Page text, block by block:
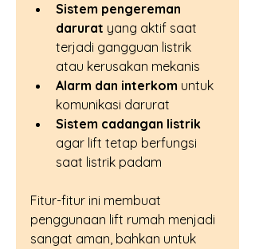
Sistem pengereman
darurat yang aktif saat
terjadi gangguan listrik
atau kerusakan mekanis
Alarm dan interkom untuk
komunikasi darurat
Sistem cadangan listrik
agar lift tetap berfungsi
saat listrik padam
Fitur-fitur ini membuat
penggunaan lift rumah menjadi
sangat aman, bahkan untuk